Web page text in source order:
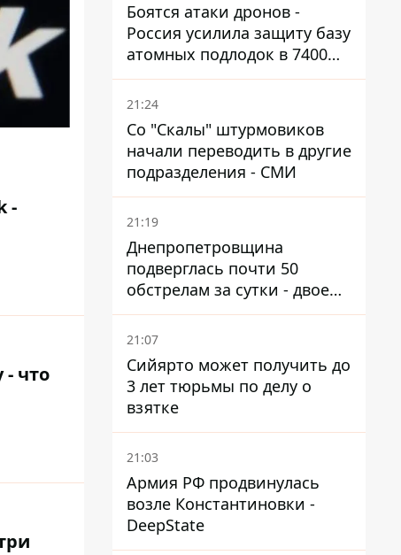
-
что
Боятся атаки дронов -
Россия усилила защиту базу
атомных подлодок в 7400
км от Украины
21:24
Со "Скалы" штурмовиков
начали переводить в другие
подразделения - СМИ
21:19
Днепропетровщина
подверглась почти 50
обстрелам за сутки - двое
погибших, шесть
пострадавших
21:07
Сийярто может получить до
3 лет тюрьмы по делу о
взятке
21:03
Армия РФ продвинулась
возле Константиновки -
DeepState